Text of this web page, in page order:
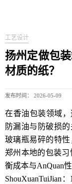
工艺设计
扬州定做包
材质的纸？
发布时间： 2026-05-09
在香油包装领域
防漏油与防破损
玻璃瓶易碎的特
郑州本地的包装习
衡成本与AnQuan性
ShouXuanTuiJian